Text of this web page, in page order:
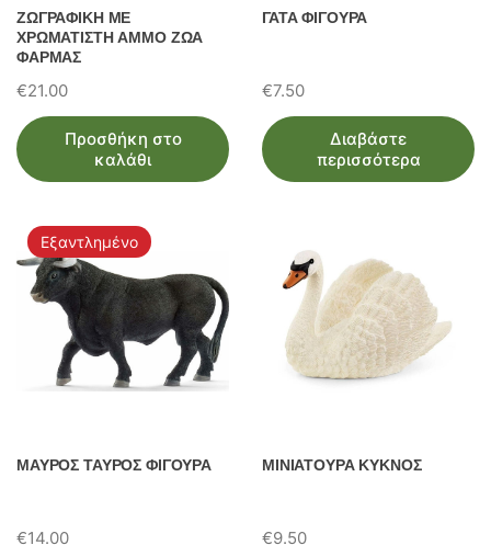
ΖΩΓΡΑΦΙΚΗ ΜΕ
ΧΡΩΜΑΤΙΣΤΗ ΑΜΜΟ ΖΩΑ
ΦΑΡΜΑΣ
€21.00
Προσθήκη στο
καλάθι
ΓΑΤΑ ΦΙΓΟΥΡΑ
€7.50
Διαβάστε
περισσότερα
Εξαντλημένο
ΜΑΥΡΟΣ ΤΑΥΡΟΣ ΦΙΓΟΥΡΑ
€14.00
ΜΙΝΙΑΤΟΥΡΑ ΚΥΚΝΟΣ
€9.50